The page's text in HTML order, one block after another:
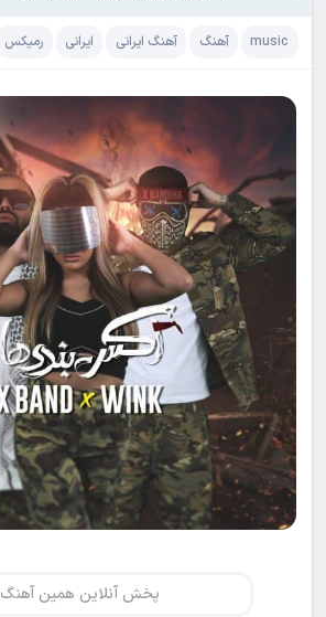
music آهنگ آهنگ ایرانی ایرانی رمیکس
پخش آنلاین همین آهنگ